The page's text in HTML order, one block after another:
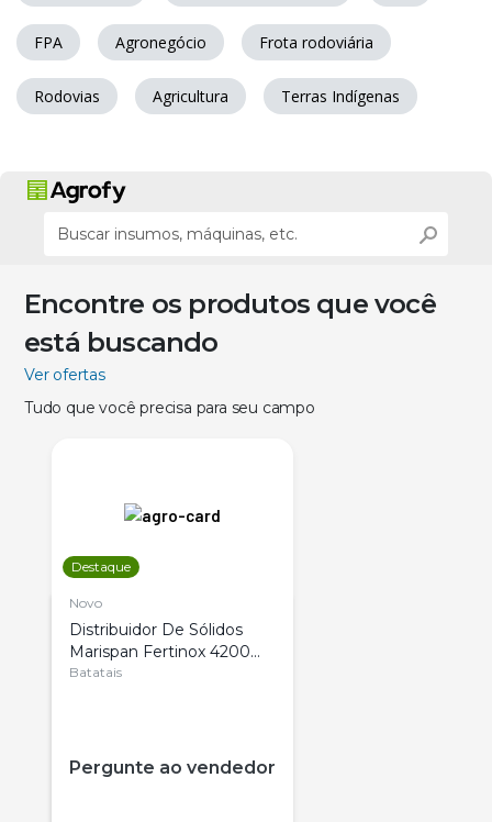
FPA Agronegócio Frota rodoviária
Rodovias Agricultura Terras Indígenas
Encontre os produtos que você
está buscando
Ver ofertas
Tudo que você precisa para seu campo
Destaque
Novo
Distribuidor De Sólidos
Marispan Fertinox 4200
Citrus
Batatais
Pergunte ao vendedor